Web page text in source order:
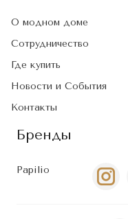
О модном доме
Сотрудничество
Где купить
Новости и События
Контакты
Бренды
Papilio